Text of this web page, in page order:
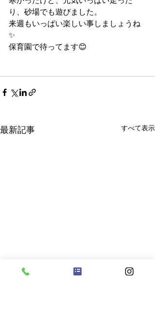
り、砂場でも遊びました。
来週もいっぱい楽しい事しましょうね
✨
保育園で待ってます😊
最新記事 すべて表示